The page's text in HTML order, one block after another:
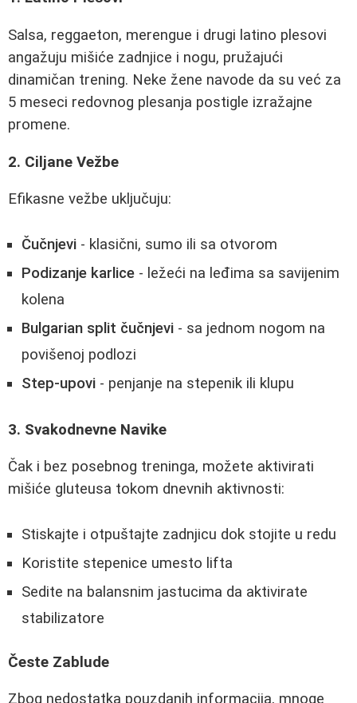
Salsa, reggaeton, merengue i drugi latino plesovi
angažuju mišiće zadnjice i nogu, pružajući
dinamičan trening. Neke žene navode da su već za
5 meseci redovnog plesanja postigle izražajne
promene.
2. Ciljane Vežbe
Efikasne vežbe uključuju:
Čučnjevi - klasični, sumo ili sa otvorom
Podizanje karlice - ležeći na leđima sa savijenim
kolena
Bulgarian split čučnjevi - sa jednom nogom na
povišenoj podlozi
Step-upovi - penjanje na stepenik ili klupu
3. Svakodnevne Navike
Čak i bez posebnog treninga, možete aktivirati
mišiće gluteusa tokom dnevnih aktivnosti:
Stiskajte i otpuštajte zadnjicu dok stojite u redu
Koristite stepenice umesto lifta
Sedite na balansnim jastucima da aktivirate
stabilizatore
Česte Zablude
Zbog nedostatka pouzdanih informacija, mnoge